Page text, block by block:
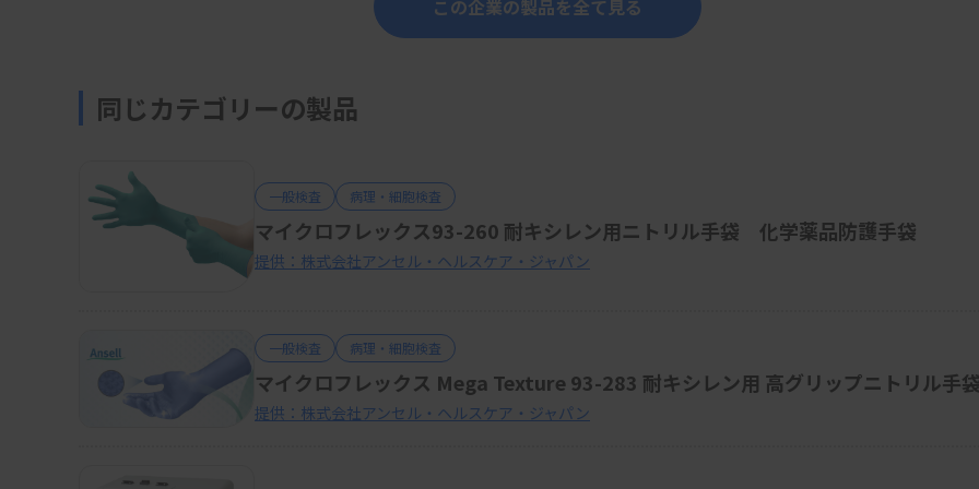
この企業の製品を全て見る
同じカテゴリーの製品
一般検査 病理・細胞検査
マイクロフレックス93-260 耐キシレン用ニトリル手袋 化学薬品防護手袋
提供：株式会社アンセル・ヘルスケア・ジャパン
一般検査 病理・細胞検査
マイクロフレックス Mega Texture 93-283 耐キシレン用 高グリップニトリル手
提供：株式会社アンセル・ヘルスケア・ジャパン